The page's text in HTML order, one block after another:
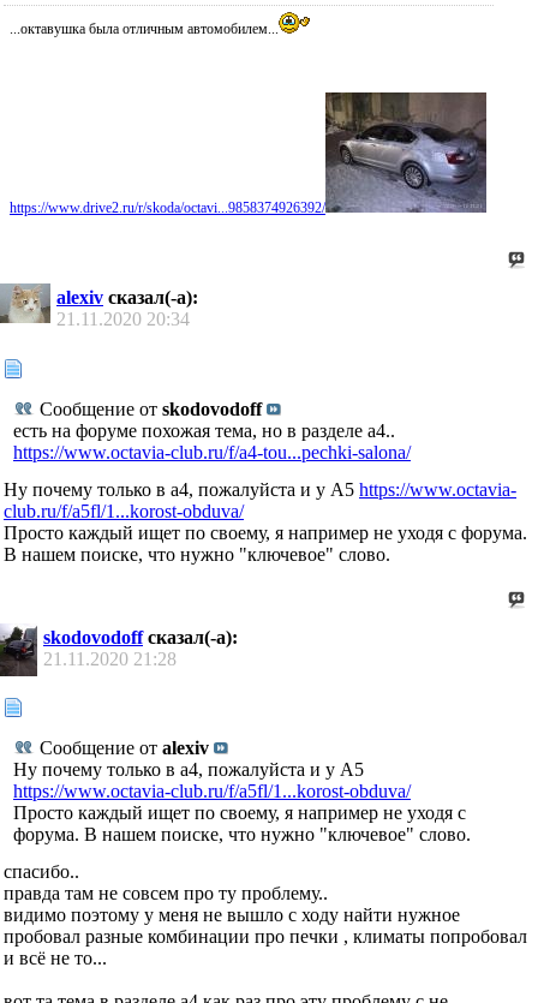
...октавушка была отличным автомобилем...
https://www.drive2.ru/r/skoda/octavi...9858374926392/
alexiv сказал(-а):
21.11.2020 20:34
Сообщение от skodovodoff
есть на форуме похожая тема, но в разделе а4..
https://www.octavia-club.ru/f/a4-tou...pechki-salona/
Ну почему только в а4, пожалуйста и у А5 https://www.octavia-
club.ru/f/a5fl/1...korost-obduva/
Просто каждый ищет по своему, я например не уходя с форума.
В нашем поиске, что нужно "ключевое" слово.
skodovodoffсказал(-а):
21.11.2020 21:28
Сообщение от alexiv
Ну почему только в а4, пожалуйста и у А5
https://www.octavia-club.ru/f/a5fl/1...korost-obduva/
Просто каждый ищет по своему, я например не уходя с
форума. В нашем поиске, что нужно "ключевое" слово.
спасибо..
правда там не совсем про ту проблему..
видимо поэтому у меня не вышло с ходу найти нужное
пробовал разные комбинации про печки , климаты попробовал
и всё не то...